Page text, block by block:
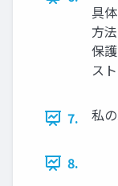
具
方
保
ス
7. 私
8.